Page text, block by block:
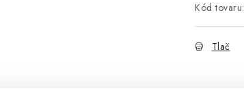
Kód tovaru:
Tlač